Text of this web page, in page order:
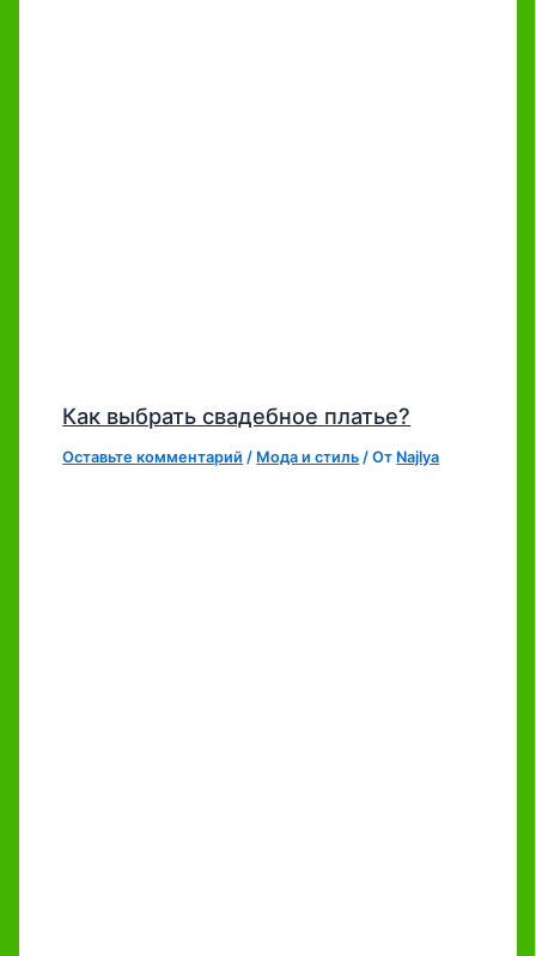
Как выбрать свадебное платье?
Оставьте комментарий / Мода и стиль / От Najlya